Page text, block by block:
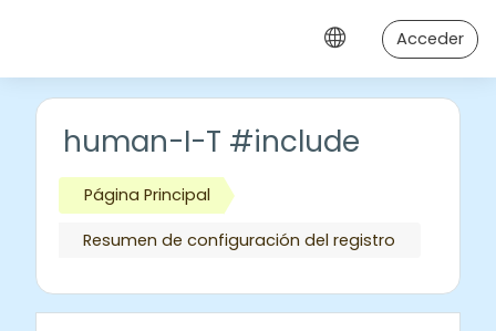
Acceder
human-I-T #include
Página Principal
Resumen de configuración del registro